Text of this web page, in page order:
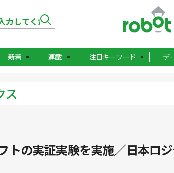
新着 連載 注目キーワード デ
ス
トの実証実験を実施／日本ロ